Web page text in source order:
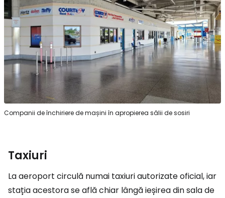
Companii de închiriere de mașini în apropierea sălii de sosiri
Taxiuri
La aeroport circulă numai taxiuri autorizate oficial, iar
stația acestora se află chiar lângă ieșirea din sala de